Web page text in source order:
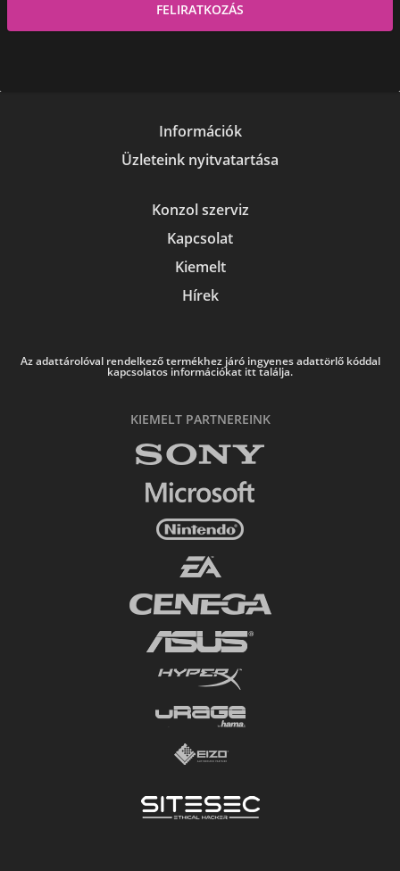
Információk
Üzleteink nyitvatartása
Konzol szerviz
Kapcsolat
Kiemelt
Hírek
Az adattárolóval rendelkező termékhez járó ingyenes adattörlő kóddal
kapcsolatos információkat itt találja.
KIEMELT PARTNEREINK